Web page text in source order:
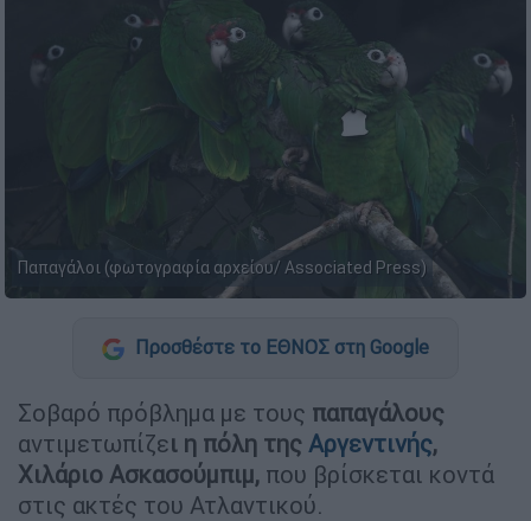
Παπαγάλοι (φωτογραφία αρχείου/ Associated Press)
Προσθέστε το ΕΘΝΟΣ στη Google
Σοβαρό πρόβλημα με τους παπαγάλους
αντιμετωπίζει η πόλη της Αργεντινής,
Χιλάριο Ασκασούμπιμ, που βρίσκεται κοντά
στις ακτές του Ατλαντικού.